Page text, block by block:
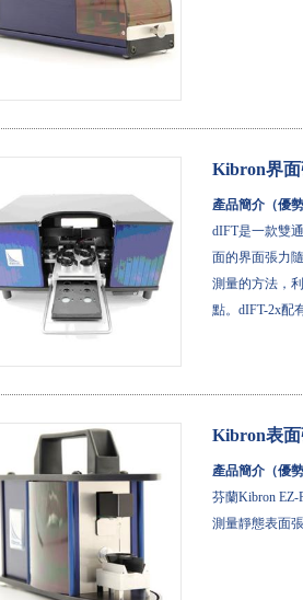
Kibron界
產品簡介（優
dIFT是一款雙
面的界面張力
測量的方法，
點。dIFT-2x配
Kibron表
產品簡介（優
芬蘭Kibron
測量靜態表面